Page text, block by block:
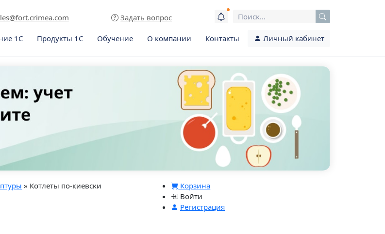
Задать вопрос
1С Продукты 1С Обучение О компании Контакты Личный кабинет
» Котлеты по-киевски
Корзина
Войти
Регистрация